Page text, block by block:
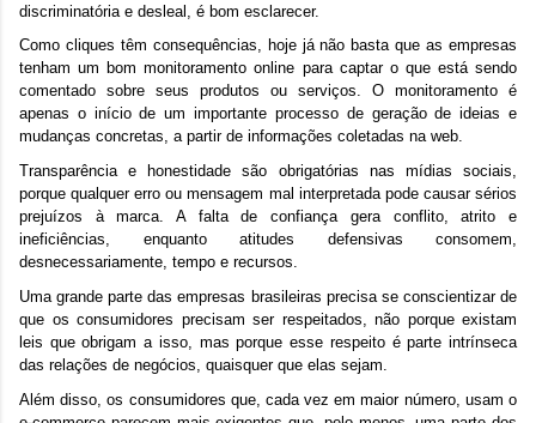
discriminatória e desleal, é bom esclarecer.
Como cliques têm consequências, hoje já não basta que as empresas
tenham um bom monitoramento online para captar o que está sendo
comentado sobre seus produtos ou serviços. O monitoramento é
apenas o início de um importante processo de geração de ideias e
mudanças concretas, a partir de informações coletadas na web.
Transparência e honestidade são obrigatórias nas mídias sociais,
porque qualquer erro ou mensagem mal interpretada pode causar sérios
prejuízos à marca. A falta de confiança gera conflito, atrito e
ineficiências, enquanto atitudes defensivas consomem,
desnecessariamente, tempo e recursos.
Uma grande parte das empresas brasileiras precisa se conscientizar de
que os consumidores precisam ser respeitados, não porque existam
leis que obrigam a isso, mas porque esse respeito é parte intrínseca
das relações de negócios, quaisquer que elas sejam.
Além disso, os consumidores que, cada vez em maior número, usam o